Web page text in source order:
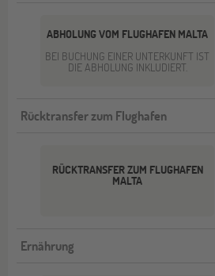
ABHOLUNG VOM FLUGHAFEN MALTA
BEI BUCHUNG EINER UNTERKUNFT IST
DIE ABHOLUNG INKLUDIERT.
Rücktransfer zum Flughafen
RÜCKTRANSFER ZUM FLUGHAFEN
MALTA
Ernährung